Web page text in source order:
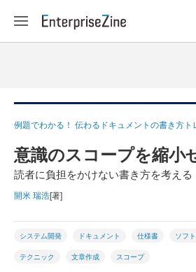
例題でわかる！ 伝わるドキュメントの書き方ト
意識のスコープを縮小
読者に負担をかけない書き方を考える
開米 瑞浩[著]
システム開発 ドキュメント 仕様書 ソフ
テクニック 文章作成 スコープ